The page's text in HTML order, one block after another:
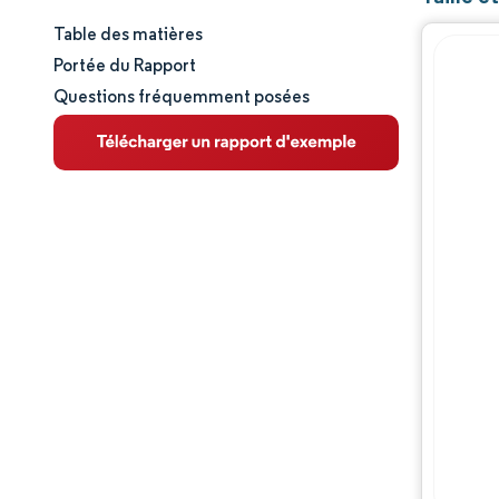
Taille et part de marché
Analyse du marché
Tendances et perspectives
Table des matières
Portée du Rapport
Questions fréquemment posées